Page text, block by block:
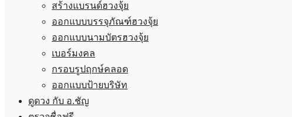
สร้างแบรนด์ฮวงจุ้ย
ออกแบบบรรจุภัณฑ์ฮวงจุ้ย
ออกแบบนามบัตรฮวงจุ้ย
เบอร์มงคล
กรอบรูปฤกษ์คลอด
ออกแบบป้ายบริษัท
ดูดวง กับ อ.ชัญ